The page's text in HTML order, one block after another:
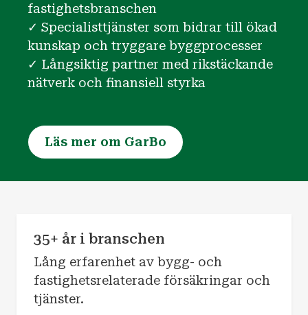
fastighetsbranschen
✓ Specialisttjänster som bidrar till ökad
kunskap och tryggare byggprocesser
✓ Långsiktig partner med rikstäckande
nätverk och finansiell styrka
Läs mer om GarBo
35+ år i branschen
Lång erfarenhet av bygg- och
fastighetsrelaterade försäkringar och
tjänster.